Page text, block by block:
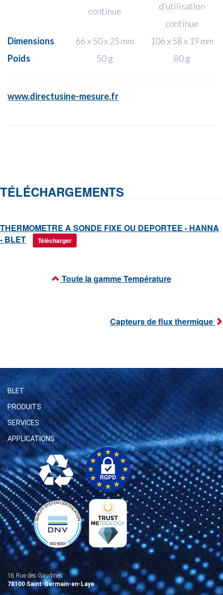
continue
d’utilisation
continue
Dimensions
66 x 50 x 25 mm
106 x 58 x 19 mm
Poids
50 g 80 g
www.directusine-mesure.fr
TÉLÉCHARGEMENTS
THERMOMETRE A SONDE FIXE OU DEPORTEE - HANNA
- BLET
Télécharger
Toute la gamme Température
Capteurs de flux thermique
BLET
PRODUITS
SERVICES
APPLICATIONS
18 Rue des Gaudines
78100 Saint-Germain-en-Laye